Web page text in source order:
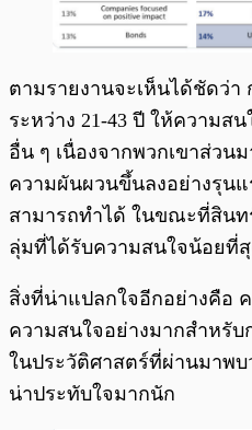
ตามรายงานจะเห็นได้ชัดว่
ระหว่าง 21-43 ปี ให้ความส
อื่น ๆ เนื่องจากพวกเขาส่วน
ความผันผวนขึ้นลงอย่างรุน
สามารถทำได้ ในขณะที่สินท
ลุ่มที่ได้รับความสนใจน้อยที่
สิ่งที่น่าแปลกใจอีกอย่างคือ
ความสนใจอย่างมากสำหรั
ในประวัติศาสตร์ที่ผ่านมาพ
น่าประทับใจมากนัก